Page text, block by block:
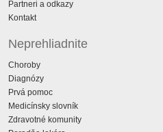
Partneri a odkazy
Kontakt
Neprehliadnite
Choroby
Diagnózy
Prvá pomoc
Medicínsky slovník
Zdravotné komunity